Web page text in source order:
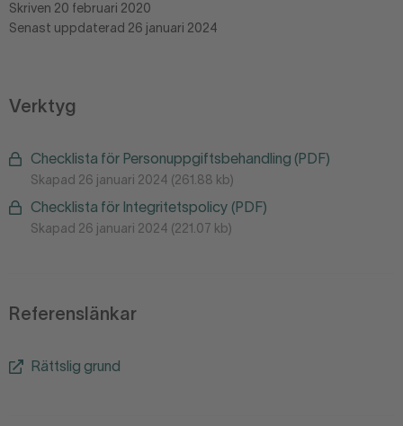
Skriven 20 februari 2020
Senast uppdaterad 26 januari 2024
Verktyg
Checklista för Personuppgiftsbehandling (PDF)
Skapad 26 januari 2024 (261.88 kb)
Checklista för Integritetspolicy (PDF)
Skapad 26 januari 2024 (221.07 kb)
Referenslänkar
Rättslig grund